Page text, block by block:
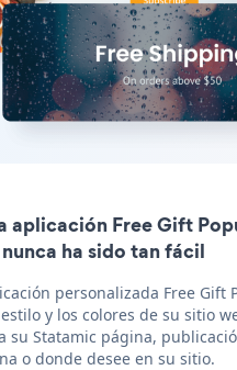
aplicación Free Gift
ha sido tan fácil
personalizada Free Gift
y los colores de su sitio
su Statamic página,
o donde desee en su sitio.